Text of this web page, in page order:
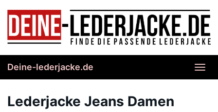
content
Deine-lederjacke.de
Lederjacke Jeans Damen